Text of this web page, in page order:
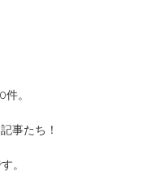
。
事たち！
。